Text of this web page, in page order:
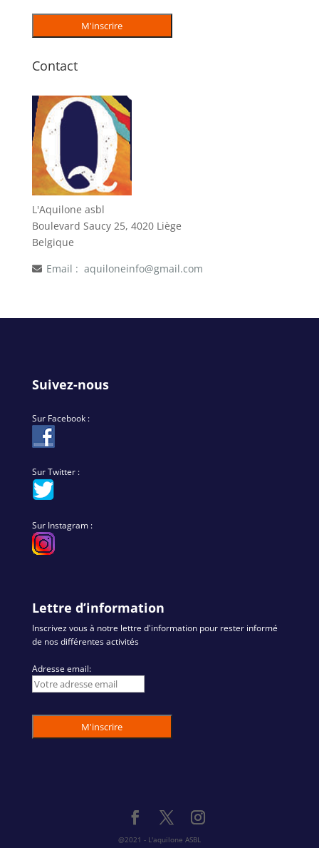
Contact
L'Aquilone asbl
Boulevard Saucy 25, 4020 Liège
Belgique
Email : aquiloneinfo@gmail.com
Suivez-nous
Sur Facebook :
Sur Twitter :
Sur Instagram :
Lettre d’information
Inscrivez vous à notre lettre d'information pour rester informé
de nos différentes activités
Adresse email:
@2021 - L'aquilone ASBL